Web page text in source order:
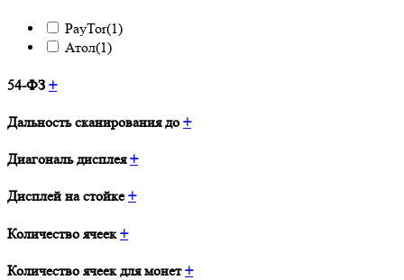
PayTor(1)
Атол(1)
54-ФЗ +
Дальность сканирования до +
Диагональ дисплея+
Дисплей на стойке+
Количество ячеек+
Количество ячеек для монет+